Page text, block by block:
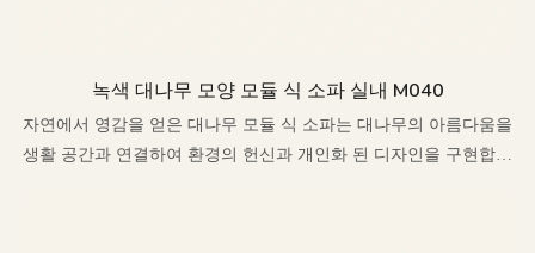
녹색 대나무 모양 모듈 식 소파 실내 M040
자연에서 영감을 얻은 대나무 모듈 식 소파는 대나무의 아름다움을
생활 공간과 연결하여 환경의 헌신과 개인화 된 디자인을 구현합니